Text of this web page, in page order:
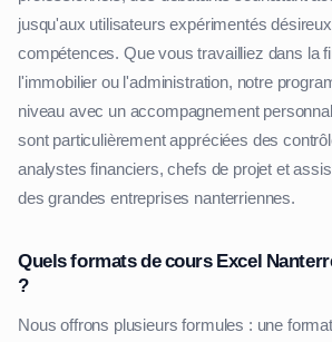
jusqu'aux utilisateurs expérimentés
compétences. Que vous travailliez dans la
l'immobilier ou l'administration, notre
niveau avec un accompagnement
sont particulièrement appréciées des
analystes financiers, chefs de projet et
des grandes entreprises nanterriennes.
Quels formats de cours Excel
?
Nous offrons plusieurs formules : une